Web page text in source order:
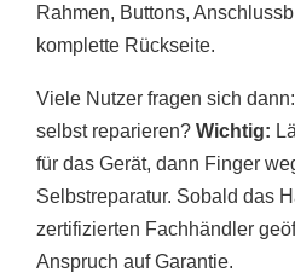
Rahmen, Buttons,
komplette Rückseite.
Viele Nutzer fragen sich
selbst reparieren? Wichtig:
für das Gerät, dann Finger
Selbstreparatur. Sobald das
zertifizierten Fachhändler
Anspruch auf Garantie.